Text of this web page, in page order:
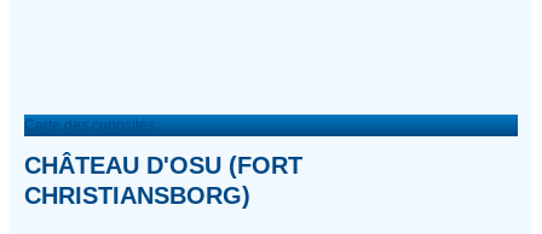
Carte des curiosités
CHÂTEAU D'OSU (FORT
CHRISTIANSBORG)